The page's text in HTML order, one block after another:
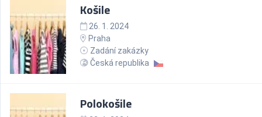
Košile
26. 1. 2024
Praha
Zadání zakázky
Česká republika
Polokošile